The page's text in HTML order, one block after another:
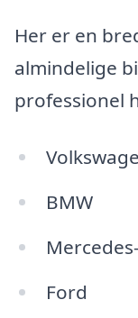
Her er en
almindelige
professionel
BMW
Ford